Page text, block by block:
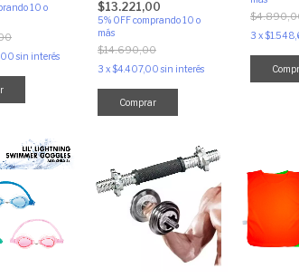
10 o
sin interés
$13.221,00
5% OFFcomprando 10 o
más
$14.690,00
3 x$4.407,00 sin interés
Comprar
3 x